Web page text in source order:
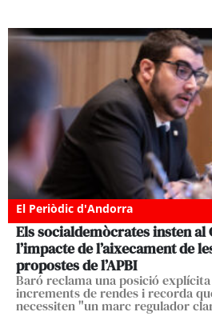
El Periòdic d'Andorra
Els socialdemòcrates insten
l’impacte de l’aixecament de
propostes de l’APBI
Baró reclama una posició
increments de rendes i recorda
necessiten "un marc regulador